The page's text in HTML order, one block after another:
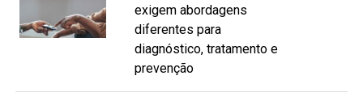
exigem abordagens
diferentes para
diagnóstico, tratamento e
prevenção